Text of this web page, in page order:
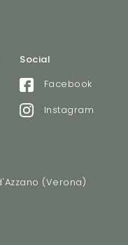
Social
Facebook
Instagram
(Verona)